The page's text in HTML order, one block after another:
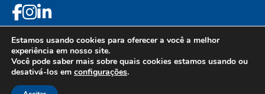
BAIXE O APP
Estamos usando cookies para oferecer a você a melhor
experiência em nosso site.
Você pode saber mais sobre quais cookies estamos usando ou
desativá-los em configurações.